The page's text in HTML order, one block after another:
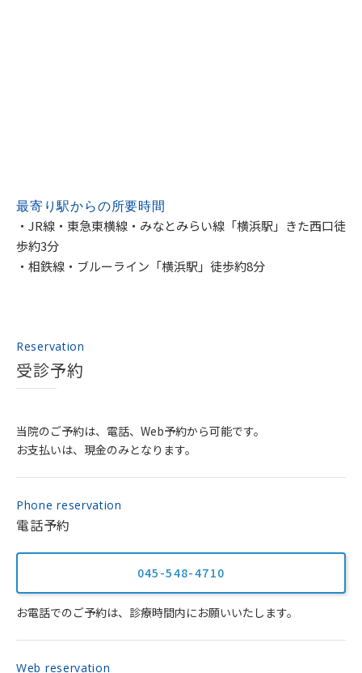
最寄り駅からの所要時間
・JR線・東急東横線・みなとみらい線「横浜駅」きた西口徒
歩約3分
・相鉄線・ブルーライン「横浜駅」徒歩約8分
Reservation
受診予約
当院のご予約は、電話、Web予約から可能です。
お支払いは、現金のみとなります。
Phone reservation
電話予約
045-548-4710
お電話でのご予約は、診療時間内にお願いいたします。
Web reservation